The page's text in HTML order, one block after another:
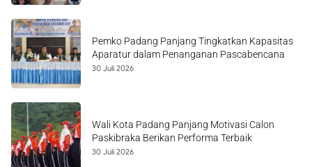
Pemko Padang Panjang Tingkatkan Kapasitas
Aparatur dalam Penanganan Pascabencana
30 Juli 2026
Wali Kota Padang Panjang Motivasi Calon
Paskibraka Berikan Performa Terbaik
30 Juli 2026